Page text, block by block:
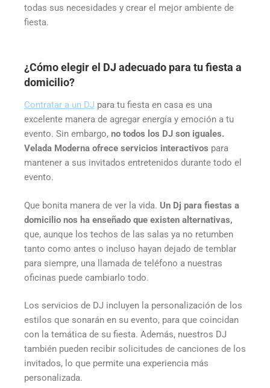
todas sus necesidades y crear el mejor ambiente de
fiesta.
¿Cómo elegir el DJ adecuado para tu fiesta a
domicilio?
Contratar a un DJ para tu fiesta en casa es una
excelente manera de agregar energía y emoción a tu
evento. Sin embargo, no todos los DJ son iguales.
Velada Moderna ofrece servicios interactivos para
mantener a sus invitados entretenidos durante todo el
evento.
Que bonita manera de ver la vida. Un Dj para fiestas a
domicilio nos ha enseñado que existen alternativas,
que, aunque los techos de las salas ya no retumben
tanto como antes o incluso hayan dejado de temblar
para siempre, una llamada de teléfono a nuestras
oficinas puede cambiarlo todo.
Los servicios de DJ incluyen la personalización de los
estilos que sonarán en su evento, para que coincidan
con la temática de su fiesta. Además, nuestros DJ
también pueden recibir solicitudes de canciones de los
invitados, lo que permite una experiencia más
personalizada.